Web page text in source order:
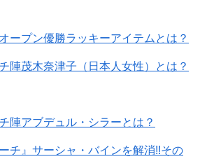
ープン優勝ラッキーアイテムとは？
陣茂木奈津子（日本人女性）とは？
陣アブデュル・シラーとは？
チ』サーシャ・バインを解消!!その